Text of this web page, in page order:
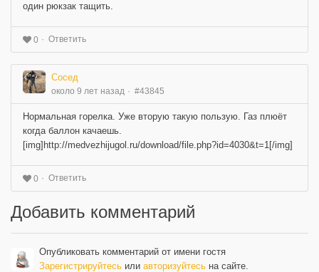
один рюкзак тащить.
0 Ответить
Сосед
около 9 лет назад #43845
Нормальная горелка. Уже вторую такую пользую. Газ плюёт
когда баллон качаешь.
[img]http://medvezhijugol.ru/download/file.php?id=4030&t=1[/img]
0 Ответить
Добавить комментарий
Опубликовать комментарий от имени гостя
Зарегистрируйтесь или авторизуйтесь на сайте.